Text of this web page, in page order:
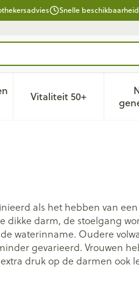
Snelle beschikbaarheid
hygiëne categorie
en vitamines
voor Zwangerschap
Vitaliteit 50+Toon submenu
als het hebben van
darm, de stoelgang
waterinname. Oudere
gevarieerd. Vrouwen
druk op de darmen ook